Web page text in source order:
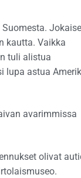
kautta. Vaikka
tuli alistua
lupa astua
avarimmissa
olivat